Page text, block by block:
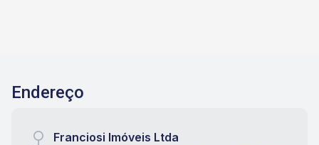
Endereço
Franciosi Imóveis Ltda